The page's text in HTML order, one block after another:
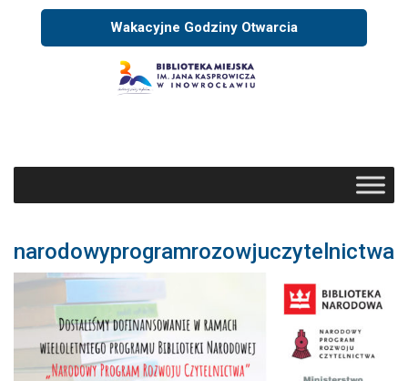
Wakacyjne Godziny Otwarcia
narodowyprogramrozowjuczytelnictwa